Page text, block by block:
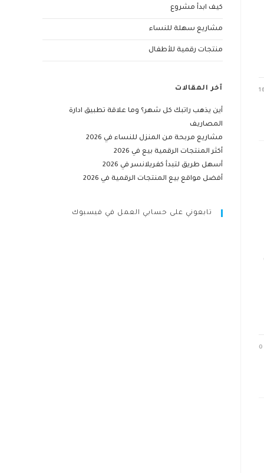
كيف ابدأ مشروع
مشاريع سهلة للنساء
منتجات رقمية للأطفال
آخر المقالات
أين يذهب راتبك كل شهر؟ وما علاقة تطبيق ادارة
المصاريف
مشاريع مربحة من المنزل للنساء في 2026
أكثر المنتجات الرقمية بيع في 2026
أسهل طريق لتبدأ كفريلانسر في 2026
أفضل مواقع بيع المنتجات الرقمية في 2026
تابعوني على حسابي العمل في فيسبوك